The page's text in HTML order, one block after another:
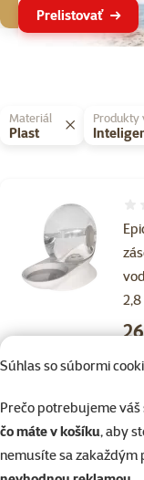
Súhlas so súbormi
Prečo potrebujeme
čo máte v košíku, aby
nemusíte sa zakaždým
Prelistovať
Materiál
Plast
Produkty
Produkty v kategorii
2,8
💥 Výpredaj
Skladom